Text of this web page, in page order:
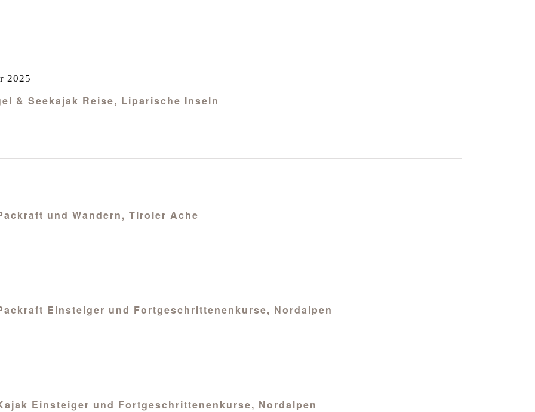
& Seekajak Reise, Liparische Inseln
2025
und Wandern, Tiroler Ache
Einsteiger und Fortgeschrittenenkurse, Nordalpen
Einsteiger und Fortgeschrittenenkurse, Nordalpen